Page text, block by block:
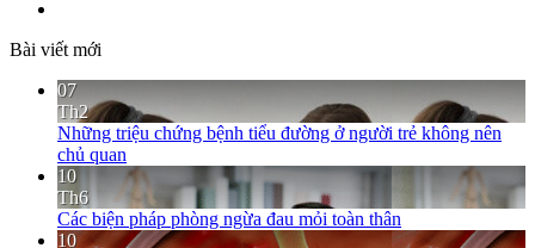
Bài viết mới
07
Th2
Những triệu chứng bệnh tiểu đường ở người trẻ không nên
chủ quan
10
Th6
Các biện pháp phòng ngừa đau mỏi toàn thân
10